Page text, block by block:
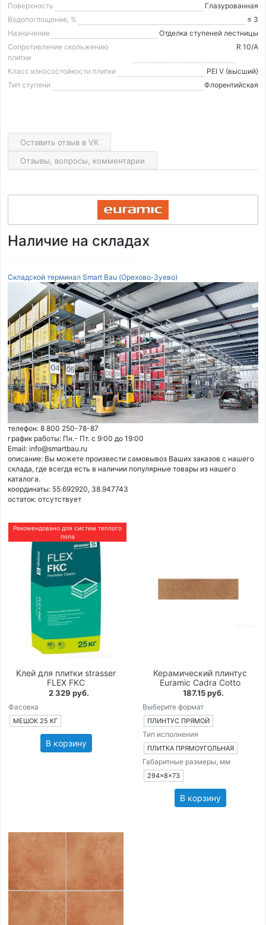
Поверхность
Глазурованная
Водопоглощение, %
≤ 3
Назначение
Отделка ступеней лестницы
Сопротивление скольжению
плитки
R 10/A
Класс износостойкости плитки
PEI V (высший)
Тип ступени
Флорентийская
Оставить отзыв в VK
Отзывы, вопросы, комментарии
Наличие на складах
Складской терминал Smart Bau (Орехово-Зуево)
телефон: 8 800 250-78-87
график работы: Пн.- Пт. с 9:00 до 19:00
Email: info@smartbau.ru
описание: Вы можете произвести самовывоз Ваших заказов с нашего
склада, где всегда есть в наличии популярные товары из нашего
каталога.
координаты: 55.692920, 38.947743
остаток: отсутствует
Рекомендовано для систем теплого
пола
Клей для плитки strasser
FLEX FKC
2 329 руб.
Фасовка
МЕШОК 25 КГ
В корзину
Керамический плинтус
Euramic Cadra Cotto
187.15 руб.
Выберите формат
ПЛИНТУС ПРЯМОЙ
Тип исполнения
ПЛИТКА ПРЯМОУГОЛЬНАЯ
Габаритные размеры, мм
294×8×73
В корзину